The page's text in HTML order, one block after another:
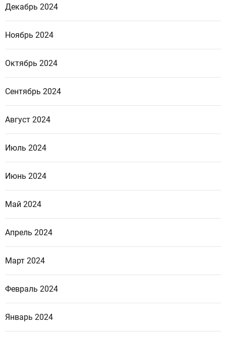
Декабрь 2024
Ноябрь 2024
Октябрь 2024
Сентябрь 2024
Август 2024
Июль 2024
Июнь 2024
Май 2024
Апрель 2024
Март 2024
Февраль 2024
Январь 2024